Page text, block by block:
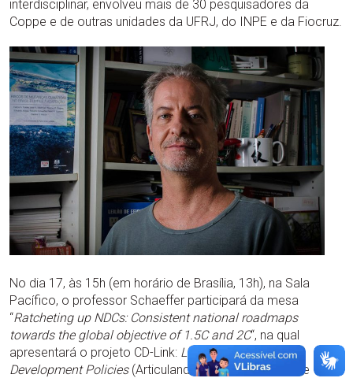
interdisciplinar, envolveu mais de 30 pesquisadores da
Coppe e de outras unidades da UFRJ, do INPE e da Fiocruz.
No dia 17, às 15h (em horário de Brasília, 13h), na Sala
Pacífico, o professor Schaeffer participará da mesa
“Ratcheting up NDCs: Consistent national roadmaps
towards the global objective of 1.5C and 2C“, na qual
apresentará o projeto CD-Link: Linking Climate and
Development Policies(Articulando Políticas de Clima e